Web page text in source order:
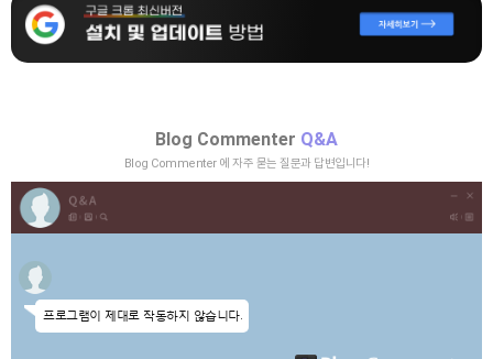
Blog Commenter Q&A
Blog Commenter 에 자주 묻는 질문과 답변입니다!
프로그램이 제대로 작동하지 않습니다.